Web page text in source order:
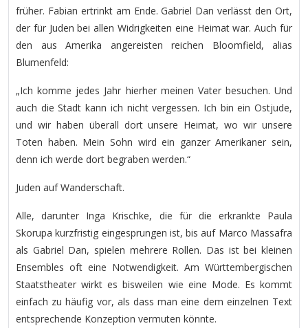
früher. Fabian ertrinkt am Ende. Gabriel Dan verlässt den Ort,
der für Juden bei allen Widrigkeiten eine Heimat war. Auch für
den aus Amerika angereisten reichen Bloomfield, alias
Blumenfeld:
„Ich komme jedes Jahr hierher meinen Vater besuchen. Und
auch die Stadt kann ich nicht vergessen. Ich bin ein Ostjude,
und wir haben überall dort unsere Heimat, wo wir unsere
Toten haben. Mein Sohn wird ein ganzer Amerikaner sein,
denn ich werde dort begraben werden.“
Juden auf Wanderschaft.
Alle, darunter Inga Krischke, die für die erkrankte Paula
Skorupa kurzfristig eingesprungen ist, bis auf Marco Massafra
als Gabriel Dan, spielen mehrere Rollen. Das ist bei kleinen
Ensembles oft eine Notwendigkeit. Am Württembergischen
Staatstheater wirkt es bisweilen wie eine Mode. Es kommt
einfach zu häufig vor, als dass man eine dem einzelnen Text
entsprechende Konzeption vermuten könnte.